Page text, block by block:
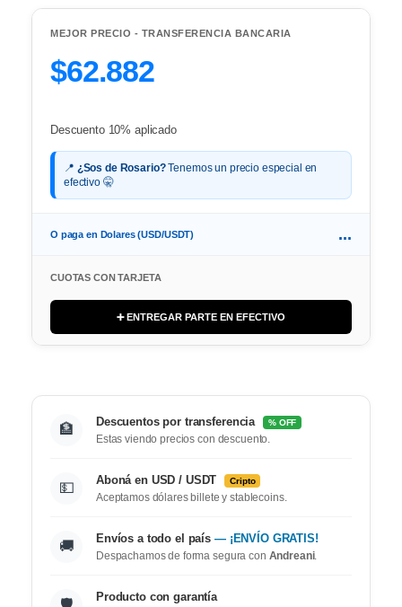
MEJOR PRECIO - TRANSFERENCIA BANCARIA
$62.882
Descuento 10% aplicado
📍 ¿Sos de Rosario?Tenemos un precio especial en
efectivo 🤫
O paga en Dolares (USD/USDT) ...
CUOTAS CON TARJETA
➕ ENTREGAR PARTE EN EFECTIVO
🏦 Descuentos por transferencia % OFF
Estas viendo precios con descuento.
💵 Aboná en USD / USDT Cripto
Aceptamos dólares billete y stablecoins.
🚚 Envíos a todo el país — ¡ENVÍO GRATIS!
Despachamos de forma segura con Andreani.
Producto con garantía